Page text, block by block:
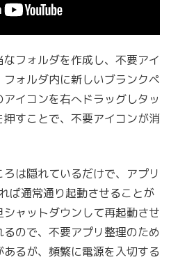
フォルダを作成し、不要アイ
ォルダ内に新しいブランクペ
イコンを右へドラッグしタッ
すことで、不要アイコンが消
は隠れているだけで、アプリ
ば通常通り起動させることが
ャットダウンして再起動させ
ので、不要アプリ整理のため
るが、頻繁に電源を入切する